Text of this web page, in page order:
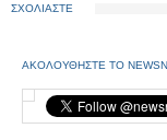
ΣΧΟΛΙΑΣΤΕ
ΑΚΟΛΟΥΘΗΣΤΕ ΤΟ